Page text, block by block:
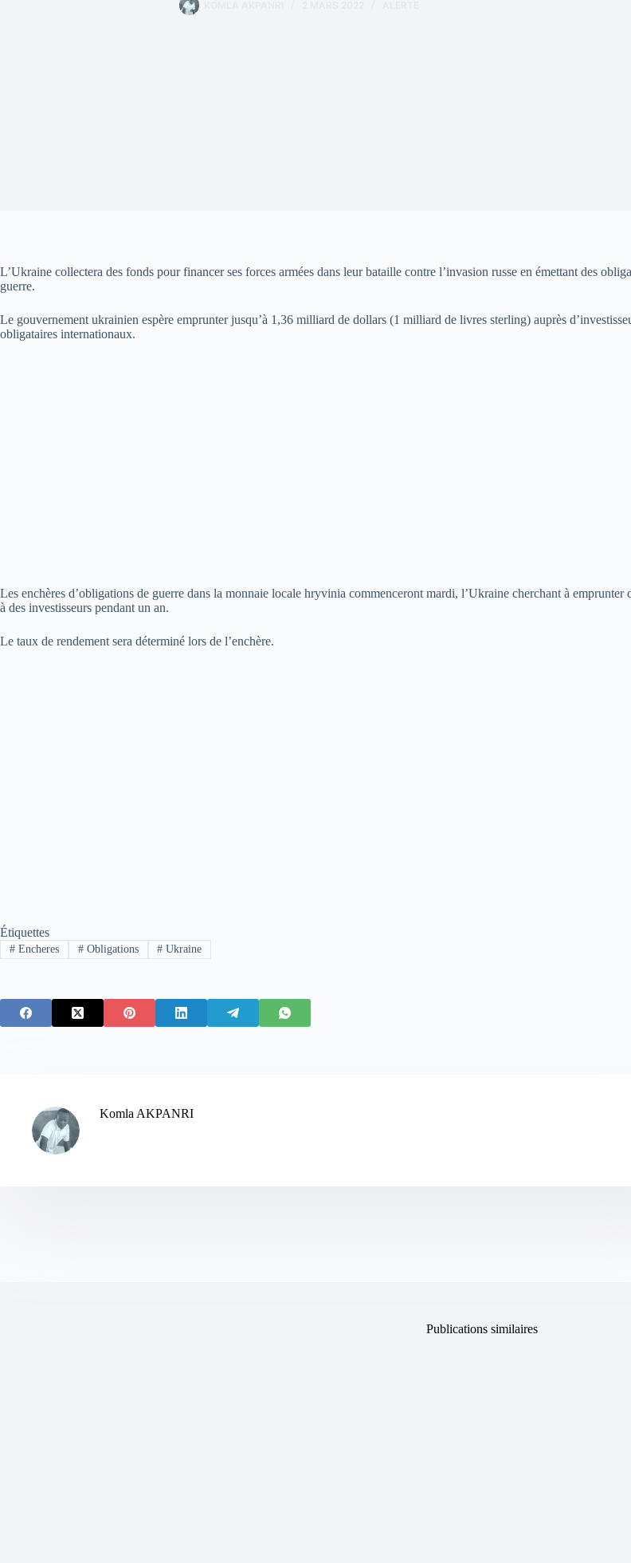
L’Ukraine collectera des fonds pour financer ses forces armées dans leur bataille contre l’invasion russe en émettant des
guerre.
Le gouvernement ukrainien espère emprunter jusqu’à 1,36 milliard de dollars (1 milliard de livres sterling) auprès
obligataires internationaux.
Les enchères d’obligations de guerre dans la monnaie locale hryvinia commenceront mardi, l’Ukraine cherchant à emprunter
à des investisseurs pendant un an.
Le taux de rendement sera déterminé lors de l’enchère.
Étiquettes
#Encheres #Obligations # Ukraine
Komla AKPANRI
Publications similaires